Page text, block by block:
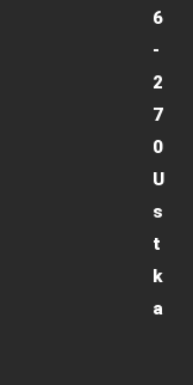
6
-
2
7
0
U
s
t
k
a